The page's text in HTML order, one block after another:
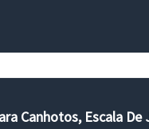
Canhotos, Escala